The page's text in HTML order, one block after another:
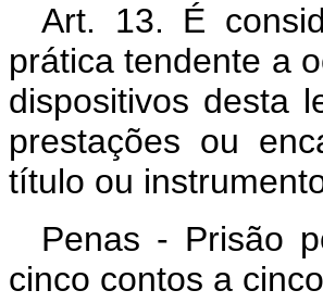
Art. 13. É
prática tendente a
dispositivos desta
prestações ou
título ou
Penas - Prisão
cinco contos a